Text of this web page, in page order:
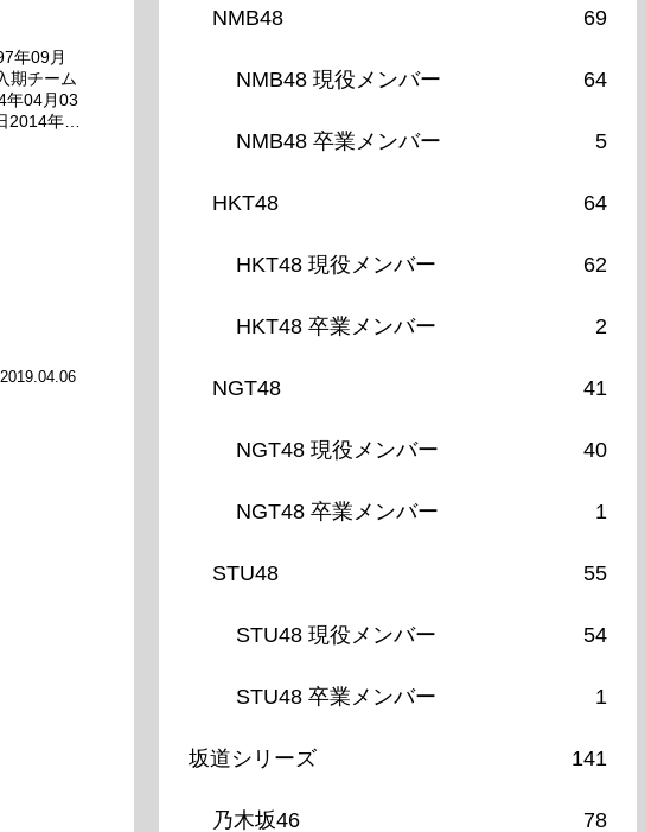
年09月
期チーム
年04月03
2014年08
2019.04.06
NMB48 69
NMB48 現役メンバー 64
NMB48 卒業メンバー 5
HKT48 64
HKT48 現役メンバー 62
HKT48 卒業メンバー 2
NGT48 41
NGT48 現役メンバー 40
NGT48 卒業メンバー 1
STU48 55
STU48 現役メンバー 54
STU48 卒業メンバー 1
坂道シリーズ 141
乃木坂46 78